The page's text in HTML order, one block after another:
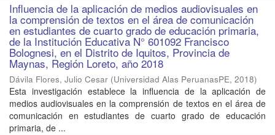
Influencia de la aplicación de medios audiovisuales en
la comprensión de textos en el área de comunicación
en estudiantes de cuarto grado de educación primaria,
de la Institución Educativa N° 601092 Francisco
Bolognesi, en el Distrito de Iquitos, Provincia de
Maynas, Región Loreto, año 2018
Dávila Flores, Julio Cesar (Universidad Alas PeruanasPE, 2018)
Esta investigación establece la influencia de la aplicación de
medios audiovisuales en la comprensión de textos en el área de
comunicación en estudiantes de cuarto grado de educación
primaria, de ...